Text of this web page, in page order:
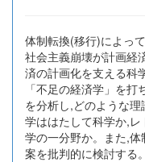
体制転換(移行)によっ
社会主義崩壊が計画経
済の計画化を支える科
「不足の経済学」を
を分析し,どのような
学ははたして科学か,
学の一分野か。また,
案を批判的に検討する。